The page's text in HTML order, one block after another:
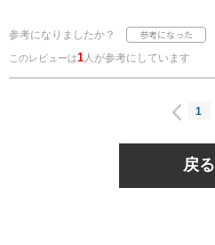
参考になりましたか？
このレビューは1人が参考にしています
1
戻る